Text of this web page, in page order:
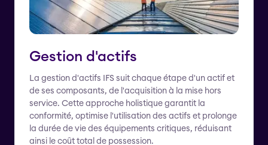
Gestion d'actifs
La gestion d'actifs IFS suit chaque étape d'un actif et
de ses composants, de l'acquisition à la mise hors
service. Cette approche holistique garantit la
conformité, optimise l'utilisation des actifs et prolonge
la durée de vie des équipements critiques, réduisant
ainsi le coût total de possession.